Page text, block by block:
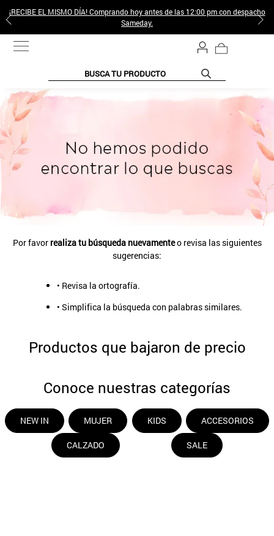
¡RECIBE EL MISMO DÍA! Comprando hoy antes de las 12:00 pm con despacho
Sameday.
BUSCA TU PRODUCTO
Por favor realiza tu búsqueda nuevamenteo revisa las siguientes
sugerencias:
• Revisa la ortografía.
• Simplifica la búsqueda con palabras similares.
Productos que bajaron de precio
Conoce nuestras categorías
NEW IN MUJER KIDS ACCESORIOS
CALZADO SALE